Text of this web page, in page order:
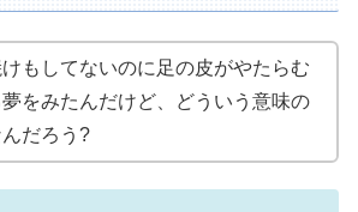
けもしてないのに足の皮がやたらむ
をみたんだけど、どういう意味の
だろう?